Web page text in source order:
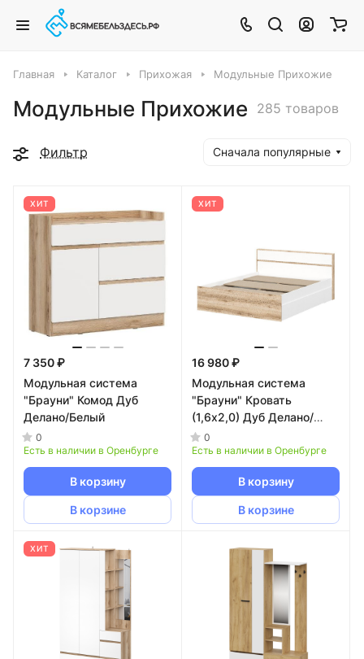
Главная Каталог Прихожая Модульные Прихожие
Модульные Прихожие 285 товаров
Фильтр Сначала популярные
ХИТ
7 350 ₽
Модульная система
"Брауни" Комод Дуб
Делано/Белый
0
Есть в наличии в Оренбурге
В корзину
В корзине
ХИТ
16 980 ₽
Модульная система
"Брауни" Кровать
(1,6х2,0) Дуб Делано/
Белый
0
Есть в наличии в Оренбурге
В корзину
В корзине
ХИТ